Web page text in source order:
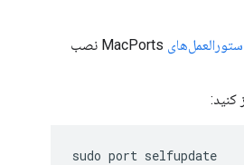
MacPorts نصب
کنید:
sudo port